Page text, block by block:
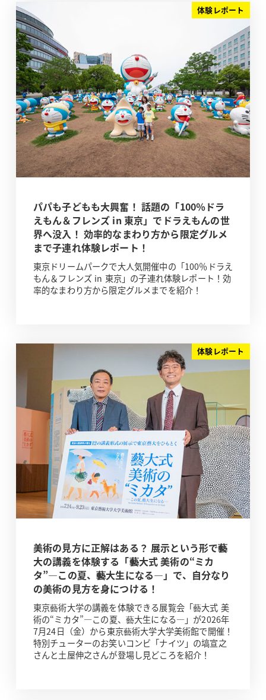
体験レポート
パパも子どもも大興奮！ 話題の「100％ドラ
えもん＆フレンズ in 東京」でドラえもんの世
界へ没入！ 効率的なまわり方から限定グルメ
まで子連れ体験レポート！
東京ドリームパークで大人気開催中の「100％ドラえ
もん＆フレンズ in 東京」の子連れ体験レポート！効
率的なまわり方から限定グルメまでを紹介！
体験レポート
美術の見方に正解はある？ 展示という形で藝
大の講義を体験する「藝大式 美術の“ミカ
タ”―この夏、藝大生になる―」で、自分なり
の美術の見方を身につける！
東京藝術大学の講義を体験できる展覧会「藝大式 美
術の“ミカタ”―この夏、藝大生になる―」が2026年
7月24日（金）から東京藝術大学大学美術館で開催！
特別チューターのお笑いコンビ「ナイツ」の塙宣之
さんと土屋伸之さんが登場し見どころを紹介！